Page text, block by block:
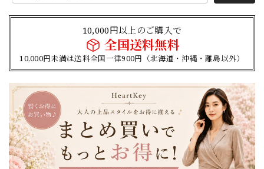
10,000円以上のご購入で
全国送料無料
10,000円未満は送料全国一律900円（北海道・沖縄・離島以外）